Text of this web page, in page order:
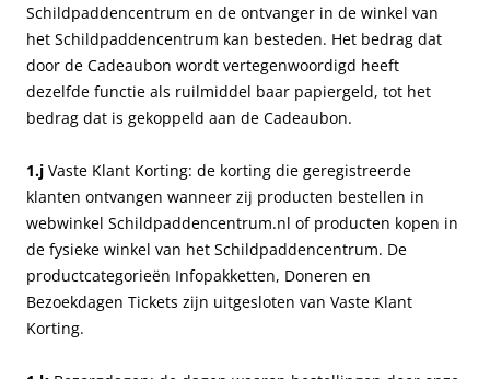
Schildpaddencentrum en de ontvanger in de winkel van
het Schildpaddencentrum kan besteden. Het bedrag dat
door de Cadeaubon wordt vertegenwoordigd heeft
dezelfde functie als ruilmiddel baar papiergeld, tot het
bedrag dat is gekoppeld aan de Cadeaubon.
1.j Vaste Klant Korting: de korting die geregistreerde
klanten ontvangen wanneer zij producten bestellen in
webwinkel Schildpaddencentrum.nl of producten kopen in
de fysieke winkel van het Schildpaddencentrum. De
productcategorieën Infopakketten, Doneren en
Bezoekdagen Tickets zijn uitgesloten van Vaste Klant
Korting.